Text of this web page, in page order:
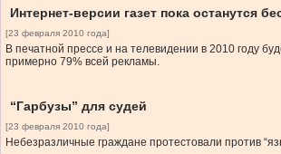
Интернет-версии газет пока останутся
[23 февраля 2010 года]
В печатной прессе и на телевидении в 2010 году
примерно 79% всей рекламы.
“Гарбузы” для судей
[23 февраля 2010 года]
Небезразличные граждане протестовали против